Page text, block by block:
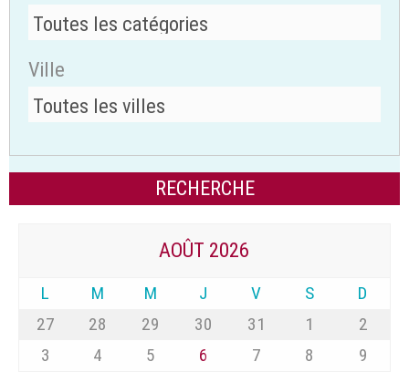
Ville
AOÛT 2026
L M M J V S
D
27
28 29 30 31 1
2
3
4 5 6 7 8
9